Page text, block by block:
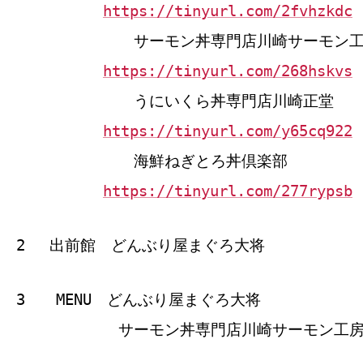
https://tinyurl.com/2fvhzkdc
サーモン丼専門店川崎サーモン
https://tinyurl.com/268hskvs
うにいくら丼専門店川崎正堂
https://tinyurl.com/y65cq922
海鮮ねぎとろ丼倶楽部
https://tinyurl.com/277rypsb
2 出前館 どんぶり屋まぐろ大将
3 MENU どんぶり屋まぐろ大将
サーモン丼専門店川崎サーモン工